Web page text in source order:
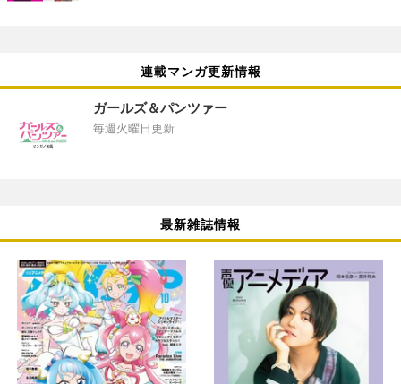
連載マンガ更新情報
ガールズ＆パンツァー
毎週火曜日更新
最新雑誌情報